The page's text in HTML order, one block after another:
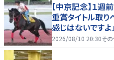
【中京記念】１週
重賞タイトル取
感じはないですよ」
2026/08/10 20:30そ